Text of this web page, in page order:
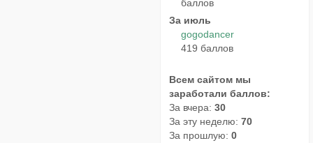
баллов
За июль
gogodancer
419 баллов
Всем сайтом мы
заработали баллов:
За вчера: 30
За эту неделю: 70
За прошлую: 0